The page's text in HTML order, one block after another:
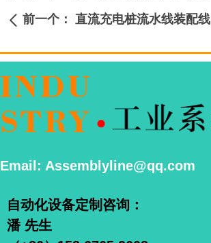
ꄴ 前一个： 直流充电桩流水线装配线
自动化设备定制咨询：
潘 先生
Email: Assemblyline@qq.com